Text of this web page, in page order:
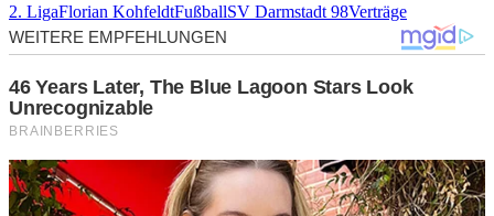
2. LigaFlorian KohfeldtFußballSV Darmstadt 98Verträge